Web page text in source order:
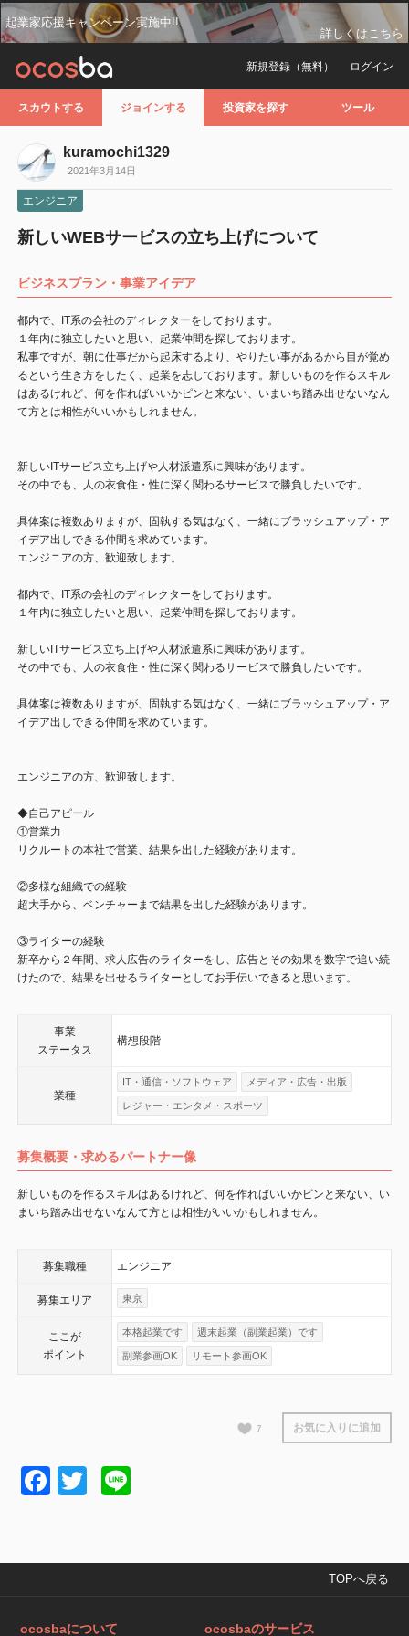
起業家応援キャンペーン実施中!!
詳しくはこちら
ログイン
新規登録（無料）
スカウトする ジョインする 投資家を探す ツール
kuramochi1329
2021年3月14日
エンジニア
新しいWEBサービスの立ち上げについて
ビジネスプラン・事業アイデア
都内で、IT系の会社のディレクターをしております。
１年内に独立したいと思い、起業仲間を探しております。
私事ですが、朝に仕事だから起床するより、やりたい事があるから目が覚め
るという生き方をしたく、起業を志しております。新しいものを作るスキル
はあるけれど、何を作ればいいかピンと来ない、いまいち踏み出せないなん
て方とは相性がいいかもしれません。
新しいITサービス立ち上げや人材派遣系に興味があります。
その中でも、人の衣食住・性に深く関わるサービスで勝負したいです。
具体案は複数ありますが、固執する気はなく、一緒にブラッシュアップ・ア
イデア出しできる仲間を求めています。
エンジニアの方、歓迎致します。
都内で、IT系の会社のディレクターをしております。
１年内に独立したいと思い、起業仲間を探しております。
新しいITサービス立ち上げや人材派遣系に興味があります。
その中でも、人の衣食住・性に深く関わるサービスで勝負したいです。
具体案は複数ありますが、固執する気はなく、一緒にブラッシュアップ・ア
イデア出しできる仲間を求めています。
エンジニアの方、歓迎致します。
◆自己アピール
①営業力
リクルートの本社で営業、結果を出した経験があります。
②多様な組織での経験
超大手から、ベンチャーまで結果を出した経験があります。
③ライターの経験
新卒から２年間、求人広告のライターをし、広告とその効果を数字で追い続
けたので、結果を出せるライターとしてお手伝いできると思います。
事業
ステータス
構想段階
業種
IT・通信・ソフトウェア メディア・広告・出版
レジャー・エンタメ・スポーツ
募集概要・求めるパートナー像
新しいものを作るスキルはあるけれど、何を作ればいいかピンと来ない、い
まいち踏み出せないなんて方とは相性がいいかもしれません。
募集職種 エンジニア
募集エリア 東京
ここが
ポイント
本格起業です 週末起業（副業起業）です
副業参画OK リモート参画OK
7 お気に入りに追加
Facebook
Twitter
TOPへ戻る
ocosbaについて ocosbaのサービス